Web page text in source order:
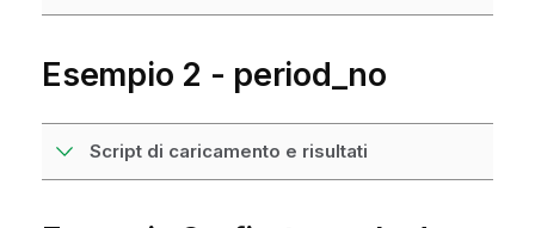
Esempio 2 - period_no
Script di caricamento e risultati